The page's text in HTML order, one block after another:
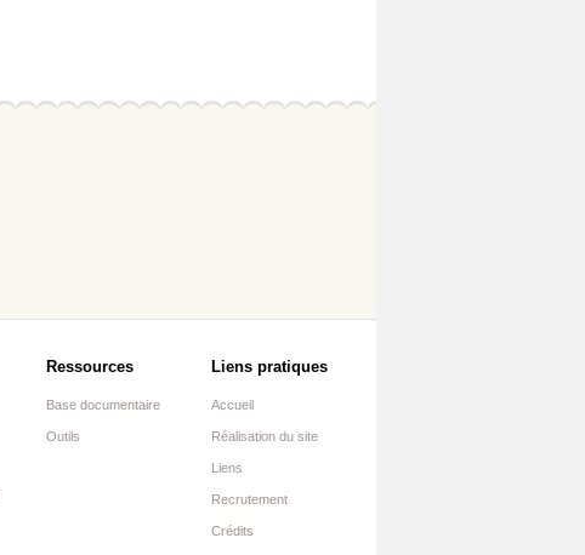
Ressources
Base documentaire
Outils
Liens pratiques
Accueil
Réalisation du site
Liens
Recrutement
Crédits